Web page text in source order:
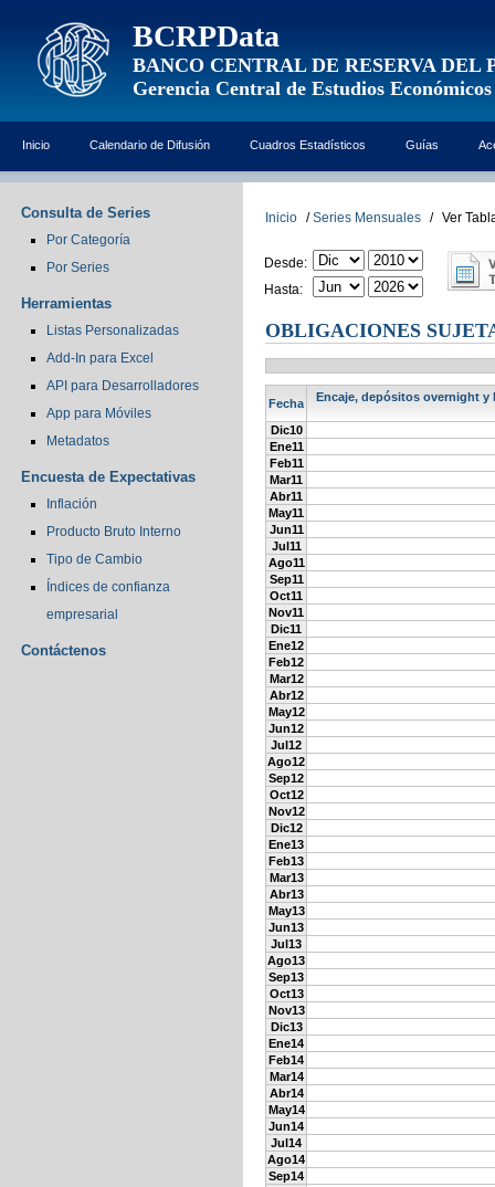
BCRPData
BANCO CENTRAL DE RESERVA DEL
Gerencia Central de Estudios Económicos
Inicio Calendario de Difusión Cuadros Estadísticos Guías
Consulta de Series
Por Categoría
Por Series
Herramientas
Listas Personalizadas
Add-In para Excel
API para Desarrolladores
App para Móviles
Metadatos
Encuesta de Expectativas
Inflación
Producto Bruto Interno
Tipo de Cambio
Índices de confianza
empresarial
Contáctenos
Inicio / Series Mensuales / Ver
Desde:
Hasta:
OBLIGACIONES
Fecha Encaje, depósitos overnight y
Dic10
Ene11
Feb11
Mar11
Abr11
May11
Jun11
Jul11
Ago11
Sep11
Oct11
Nov11
Dic11
Ene12
Feb12
Mar12
Abr12
May12
Jun12
Jul12
Ago12
Sep12
Oct12
Nov12
Dic12
Ene13
Feb13
Mar13
Abr13
May13
Jun13
Jul13
Ago13
Sep13
Oct13
Nov13
Dic13
Ene14
Feb14
Mar14
Abr14
May14
Jun14
Jul14
Ago14
Sep14